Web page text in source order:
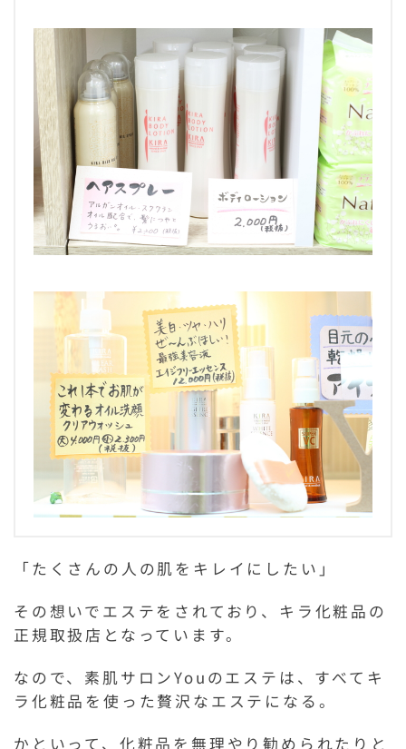
「たくさんの人の肌をキレイにしたい」
その想いでエステをされており、キラ化粧品の
正規取扱店となっています。
なので、素肌サロンYouのエステは、すべてキ
ラ化粧品を使った贅沢なエステになる。
かといって、化粧品を無理やり勧められたりと